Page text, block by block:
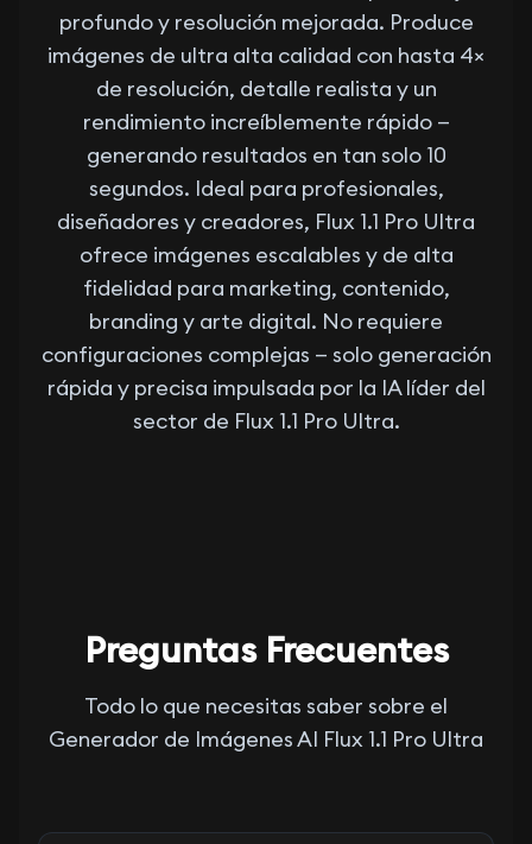
profundo y resolución mejorada. Produce
imágenes de ultra alta calidad con hasta 4×
de resolución, detalle realista y un
rendimiento increíblemente rápido —
generando resultados en tan solo 10
segundos. Ideal para profesionales,
diseñadores y creadores, Flux 1.1 Pro Ultra
ofrece imágenes escalables y de alta
fidelidad para marketing, contenido,
branding y arte digital. No requiere
configuraciones complejas — solo generación
rápida y precisa impulsada por la IA líder del
sector de Flux 1.1 Pro Ultra.
Preguntas Frecuentes
Todo lo que necesitas saber sobre el
Generador de Imágenes AI Flux 1.1 Pro Ultra